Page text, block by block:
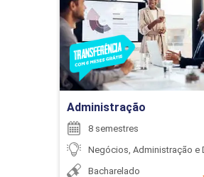
ENCONTRO ACADÊMICO/
Administração
8 semestres
Negócios, Administração e
Bacharelado
Detalhes do
Ir para Inscrição